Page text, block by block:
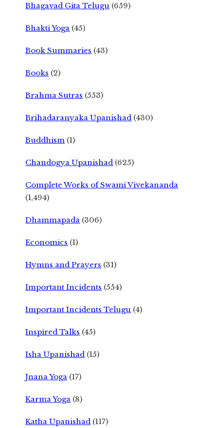
Bhagavad Gita Telugu (659)
Bhakti Yoga (45)
Book Summaries (43)
Books (2)
Brahma Sutras (553)
Brihadaranyaka Upanishad (430)
Buddhism (1)
Chandogya Upanishad (625)
Complete Works of Swami Vivekananda
(1,494)
Dhammapada (306)
Economics (1)
Hymns and Prayers (31)
Important Incidents (554)
Important Incidents Telugu (4)
Inspired Talks (45)
Isha Upanishad (15)
Jnana Yoga (17)
Karma Yoga (8)
Katha Upanishad (117)